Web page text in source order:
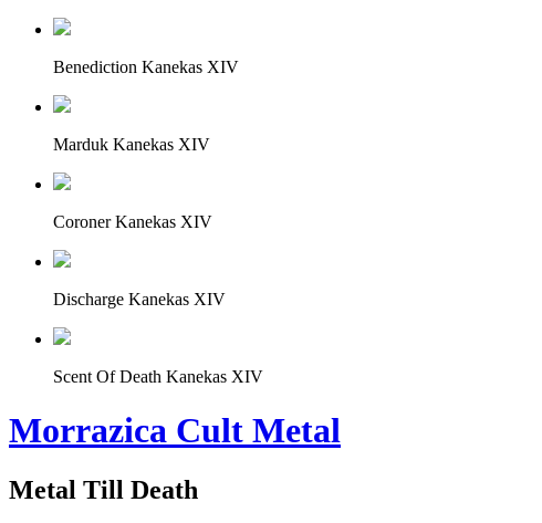
Benediction Kanekas XIV
Marduk Kanekas XIV
Coroner Kanekas XIV
Discharge Kanekas XIV
Scent Of Death Kanekas XIV
Morrazica Cult Metal
Metal Till Death